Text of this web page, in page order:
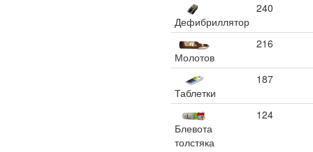
Дефибриллятор
240
Молотов
216
Таблетки
187
Блевота
толстяка
124